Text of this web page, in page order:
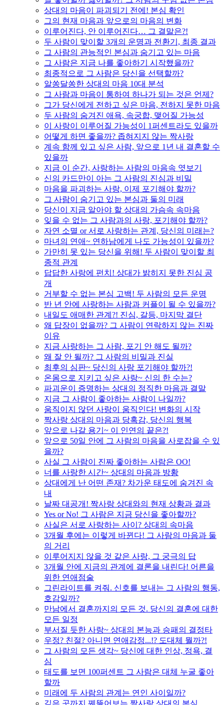
상대의 마음이 파괴되기 전에! 본심 확인
그의 현재 마음과 앞으로의 마음의 변화
이루어진다, 안 이루어진다… 그 결말은?!
두 사람이 맞이할 3개의 운명과 전환기, 최종 결과
그 사람의 관능적인 본심과 숨기고 있는 마음
그 사람은 지금 나를 좋아하기 시작했을까?
최종적으로 그 사람은 당신을 선택할까?
알쏭달쏭한 상대의 마음 10대 분석
그 사람과 마음이 통하여 하나가 되는 것은 언제?
그가 당신에게 전하고 싶은 마음, 전하지 못한 마음
두 사람의 숨겨진 애욕, 속궁합, 맺어질 가능성
이 사랑이 이루어질 가능성이 1퍼센트라도 있을까
어떻게 하면 좋을까? 좁혀지지 않는 짝사랑
계속 함께 있고 싶은 사람, 앞으로 1년 내 결혼할 수
있을까
지금 이 순간, 사랑하는 사람의 마음속 엿보기
신의 카드만이 아는 그 사람의 진심과 비밀
마음을 파괴하는 사랑, 이제 포기해야 할까?
그 사람이 숨기고 있는 본심과 둘의 미래
당신이 지금 알아야 할 상대의 가슴속 속마음
잊을 수 없는 그 사람과의 사랑, 포기해야 할까?
자연 소멸 or 서로 사랑하는 관계, 당신의 미래는?
마녀의 연애~ 연하남에게 나도 가능성이 있을까?
가만히 못 있는 당신을 위해! 두 사람이 맞이할 최
종적 관계
답답한 사랑에 펀치! 상대가 밝히지 못한 진심 공
개
거부할 수 없는 본심 고백! 두 사람의 모든 운명
반 년 안에 사랑하는 사람과 커플이 될 수 있을까?
내일도 애매한 관계?! 진심, 갈등, 마지막 결단
왜 답장이 없을까? 그 사람이 연락하지 않는 진짜
이유
지금 사랑하는 그 사람, 포기 안 해도 될까?
왜 잘 안 될까? 그 사람의 비밀과 진실
최후의 심판~ 당신의 사랑 포기해야 할까?!
온몸으로 지키고 싶은 사랑~ 신의 한 수는?
파괴운이 증명하는 상대의 정직한 마음과 결말
지금 그 사람이 좋아하는 사람이 나일까?
움직이지 않던 사랑이 움직인다! 변화의 시작
짝사랑 상대의 마음과 당혹감, 당신의 행복
앞으로 나갈 용기~ 이 인연의 끝은?!
앞으로 50일 안에 그 사람의 마음을 사로잡을 수 있
을까?
사실 그 사람이 진짜 좋아하는 사람은 OO!
너를 사랑한 시간~ 상대의 마음과 방황
상대에게 난 어떤 존재? 차가운 태도에 숨겨진 속
내
날짜 대공개! 짝사랑 상대와의 현재 상황과 결과
Yes or No! 그 사람은 지금 당신을 좋아할까?
사실은 서로 사랑하는 사이? 상대의 속마음
3개월 후에는 이렇게 바뀐다! 그 사람의 마음과 둘
의 거리
이루어지지 않을 것 같은 사랑, 그 궁극의 답
3개월 안에 지금의 관계에 결론을 내린다! 어른을
위한 연애점술
그린라이트를 켜줘. 신호를 보내는 그 사람의 행동,
호감일까?
만남에서 결혼까지의 모든 것. 당신의 결혼에 대한
모든 일정
부서질 듯한 사랑~ 상대의 본능과 승패의 결정타
우정? 친절? 아니면 연애감정...!? 도대체 뭘까?!
그 사람의 모든 생각~ 당신에 대한 인상, 정욕, 결
심
태도를 보면 100퍼센트 그 사람은 대체 누굴 좋아
할까
미래에 두 사람의 관계는 연인 사이일까?
깊은 곳까지 꿰뚫어보는 짝사랑 상대의 본심